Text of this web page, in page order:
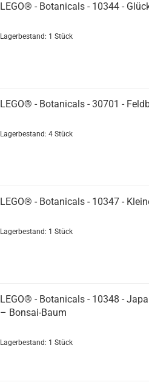
LEGO® - Botanicals - 10344 -
Lagerbestand: 1 Stück
LEGO® - Botanicals - 30701 -
Lagerbestand: 4 Stück
LEGO® - Botanicals - 10347 -
Lagerbestand: 1 Stück
LEGO® - Botanicals - 10348 -
– Bonsai-Baum
Lagerbestand: 1 Stück